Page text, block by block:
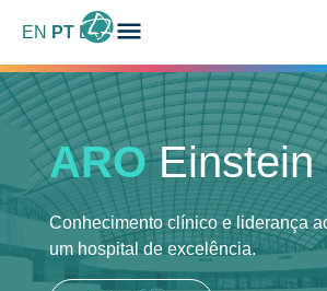
EN PT ES
ARO Einstein
Conhecimento clínico e liderança
um hospital de excelência.